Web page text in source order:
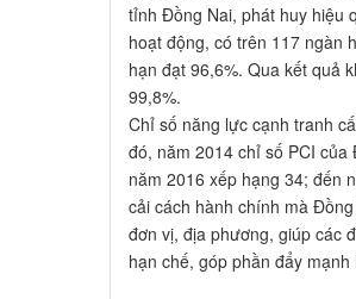
tỉnh Đồng Nai, phát huy hiệu
hoạt động, có trên 117 ngàn
hạn đạt 96,6%. Qua kết quả
99,8%.
Chỉ số năng lực cạnh tranh
đó, năm 2014 chỉ số PCI
năm 2016 xếp hạng 34; đến
cải cách hành chính mà
đơn vị, địa phương, giúp các
hạn chế, góp phần đẩy